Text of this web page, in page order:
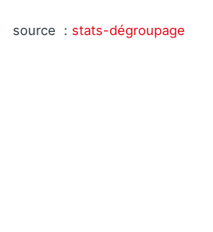
source : stats-dégroupage